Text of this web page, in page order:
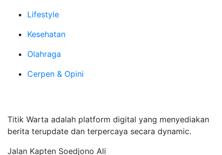
Lifestyle
Kesehatan
Olahraga
Cerpen & Opini
Titik Warta adalah platform digital yang menyediakan
berita terupdate dan terpercaya secara dynamic.
Jalan Kapten Soedjono Ali